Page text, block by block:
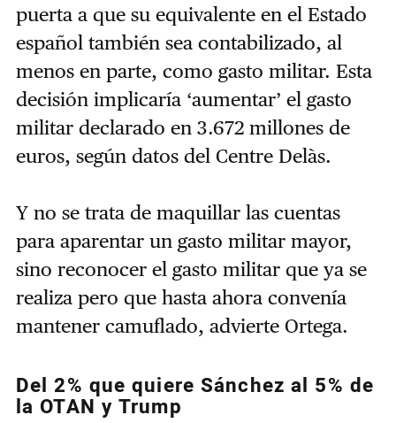
puerta a que su equivalente en el Estado
español también sea contabilizado, al
menos en parte, como gasto militar. Esta
decisión implicaría ‘aumentar’ el gasto
militar declarado en 3.672 millones de
euros, según datos del Centre Delàs.
Y no se trata de maquillar las cuentas
para aparentar un gasto militar mayor,
sino reconocer el gasto militar que ya se
realiza pero que hasta ahora convenía
mantener camuflado, advierte Ortega.
Del 2% que quiere Sánchez al 5% de
la OTAN y Trump